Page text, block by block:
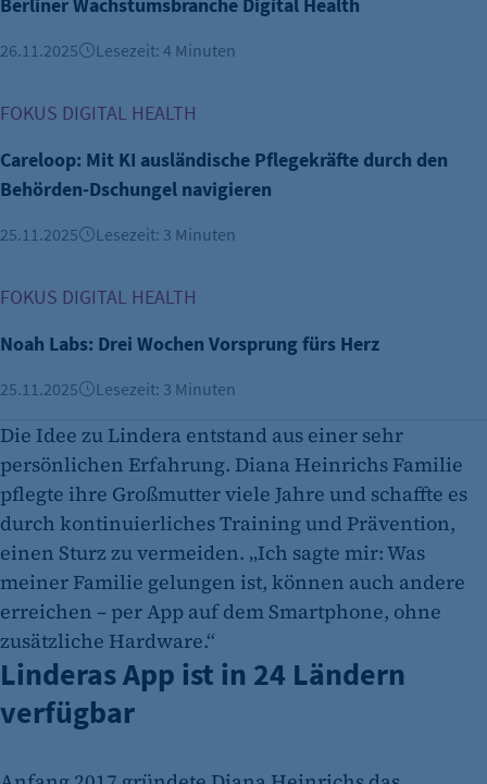
26.11.2025 Lesezeit: 4 Minuten
FOKUS DIGITAL HEALTH
Careloop: Mit KI ausländische Pflegekräfte durch den
Behörden-Dschungel navigieren
25.11.2025 Lesezeit: 3 Minuten
FOKUS DIGITAL HEALTH
Noah Labs: Drei Wochen Vorsprung fürs Herz
25.11.2025 Lesezeit: 3 Minuten
Die Idee zu Lindera entstand aus einer sehr
persönlichen Erfahrung. Diana Heinrichs Familie
pflegte ihre Großmutter viele Jahre und schaffte es
durch kontinuierliches Training und Prävention,
einen Sturz zu vermeiden. „Ich sagte mir: Was
meiner Familie gelungen ist, können auch andere
erreichen – per App auf dem Smartphone, ohne
zusätzliche Hardware.“
Linderas App ist in 24 Ländern
verfügbar